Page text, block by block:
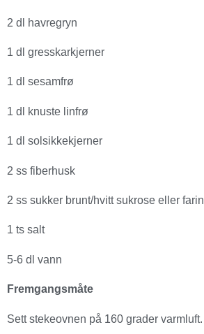
2 dl havregryn
1 dl gresskarkjerner
1 dl sesamfrø
1 dl knuste linfrø
1 dl solsikkekjerner
2 ss fiberhusk
2 ss sukker brunt/hvitt sukrose eller farin
1 ts salt
5-6 dl vann
Fremgangsmåte
Sett stekeovnen på 160 grader varmluft.